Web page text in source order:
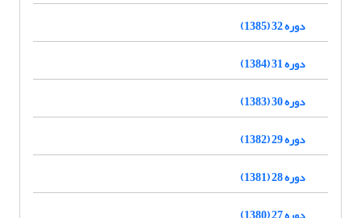
دوره 32 (1385)
دوره 31 (1384)
دوره 30 (1383)
دوره 29 (1382)
دوره 28 (1381)